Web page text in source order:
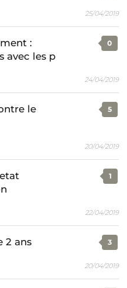
25/04/2019
:
avec les p
0
24/04/2019
le
5
20/04/2019
1
22/04/2019
2 ans 3
20/04/2019